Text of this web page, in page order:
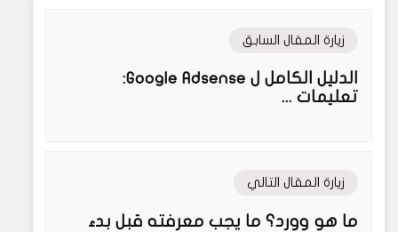
زيارة المقال السابق
الدليل الكامل ل Google Adsense:
تعليمات ...
زيارة المقال التالي
ما هو وورد؟ ما يجب معرفته قبل بدء